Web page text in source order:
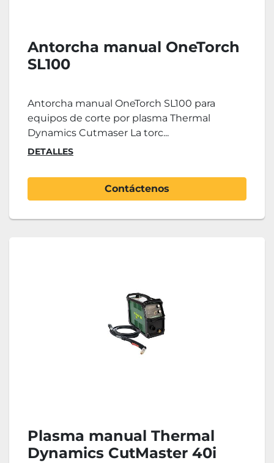
Antorcha manual OneTorch
SL100
Antorcha manual OneTorch SL100 para
equipos de corte por plasma Thermal
Dynamics Cutmaser La torc...
DETALLES
Contáctenos
Plasma manual Thermal
Dynamics CutMaster 40i